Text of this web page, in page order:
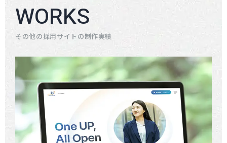
WORKS
その他の採用サイトの制作実績